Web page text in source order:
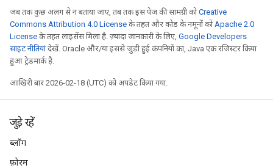
जब तक कुछ अलग से न बताया जाए, तब तक इस पेज की सामग्री कोCreative
Commons Attribution 4.0 License के तहत और कोड के नमूनों कोApache 2.0
License के तहत लाइसेंस मिला है. ज़्यादा जानकारी के लिए, Google Developers
साइट नीतियांदेखें. Oracle और/या इससे जुड़ी हुई कंपनियों का, Java एक रजिस्टर किया
हुआ ट्रेडमार्क है.
आखिरी बार 2026-02-18 (UTC) को अपडेट किया गया.
जुड़े रहें
ब्लॉग
फ़ोरम